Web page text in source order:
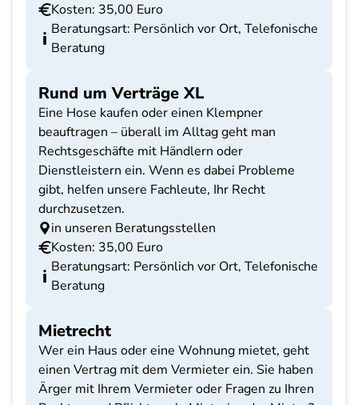
Kosten: 35,00 Euro
Beratungsart: Persönlich vor Ort, Telefonische
Beratung
Rund um Verträge XL
Eine Hose kaufen oder einen Klempner
beauftragen – überall im Alltag geht man
Rechtsgeschäfte mit Händlern oder
Dienstleistern ein. Wenn es dabei Probleme
gibt, helfen unsere Fachleute, Ihr Recht
durchzusetzen.
in unseren Beratungsstellen
Kosten: 35,00 Euro
Beratungsart: Persönlich vor Ort, Telefonische
Beratung
Mietrecht
Wer ein Haus oder eine Wohnung mietet, geht
einen Vertrag mit dem Vermieter ein. Sie haben
Ärger mit Ihrem Vermieter oder Fragen zu Ihren